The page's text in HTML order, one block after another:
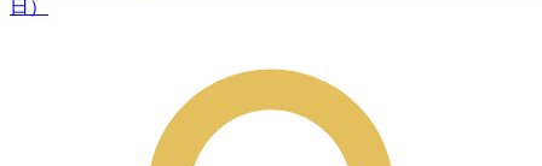
日）